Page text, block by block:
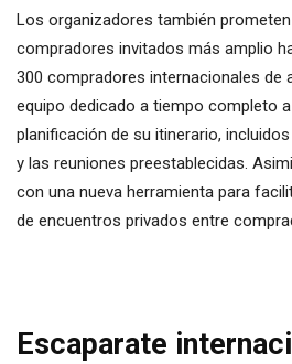
Los organizadores también
compradores invitados más amplio
300 compradores internacionales de
equipo dedicado a tiempo completo
planificación de su itinerario,
y las reuniones preestablecidas.
con una nueva herramienta para
de encuentros privados entre
Escaparate